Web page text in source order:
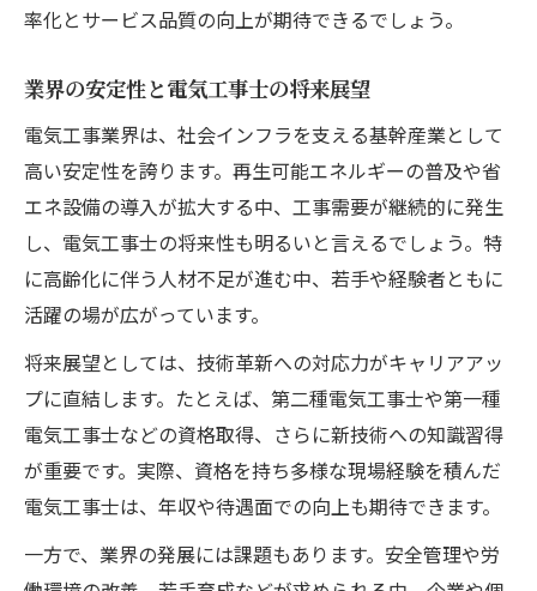
率化とサービス品質の向上が期待できるでしょう。
業界の安定性と電気工事士の将来展望
電気工事業界は、社会インフラを支える基幹産業として
高い安定性を誇ります。再生可能エネルギーの普及や省
エネ設備の導入が拡大する中、工事需要が継続的に発生
し、電気工事士の将来性も明るいと言えるでしょう。特
に高齢化に伴う人材不足が進む中、若手や経験者ともに
活躍の場が広がっています。
将来展望としては、技術革新への対応力がキャリアアッ
プに直結します。たとえば、第二種電気工事士や第一種
電気工事士などの資格取得、さらに新技術への知識習得
が重要です。実際、資格を持ち多様な現場経験を積んだ
電気工事士は、年収や待遇面での向上も期待できます。
一方で、業界の発展には課題もあります。安全管理や労